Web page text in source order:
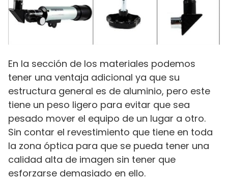
En la sección de los materiales podemos
tener una ventaja adicional ya que su
estructura general es de aluminio, pero este
tiene un peso ligero para evitar que sea
pesado mover el equipo de un lugar a otro.
Sin contar el revestimiento que tiene en toda
la zona óptica para que se pueda tener una
calidad alta de imagen sin tener que
esforzarse demasiado en ello.